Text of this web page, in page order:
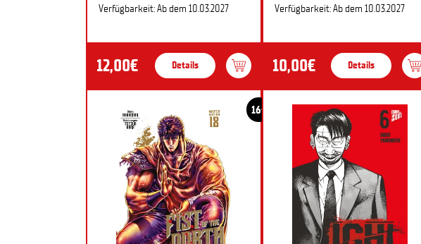
Verfügbarkeit: Ab dem 10.03.2027
12,00€ Details
Verfügbarkeit: Ab dem 10.03.2027
10,00€ Details
16+